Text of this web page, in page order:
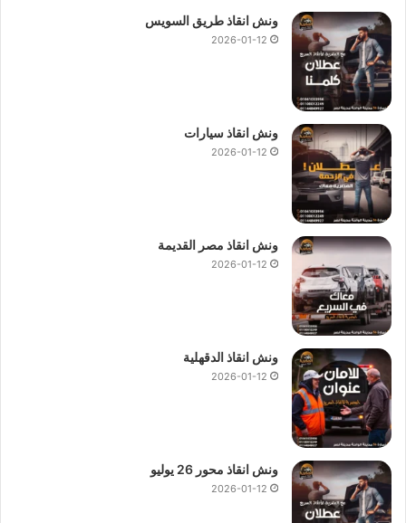
ونش انقاذ طريق السويس
2026-01-12
ونش انقاذ سيارات
2026-01-12
ونش انقاذ مصر القديمة
2026-01-12
ونش انقاذ الدقهلية
2026-01-12
ونش انقاذ محور 26 يوليو
2026-01-12